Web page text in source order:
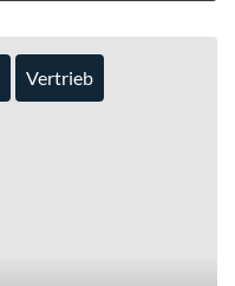
Vertrieb